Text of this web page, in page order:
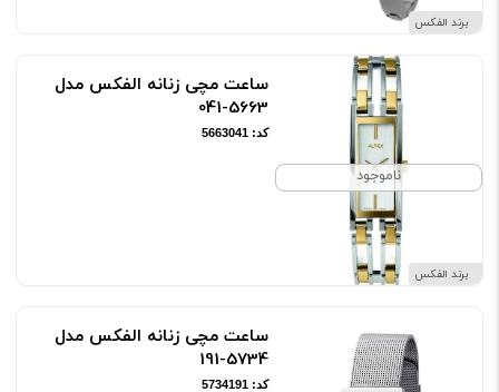
برند الفکس
ناموجود
برند الفکس
ساعت مچی زنانه الفکس مدل
5663-041
کد: 5663041
ساعت مچی زنانه الفکس مدل
5734-191
کد: 5734191